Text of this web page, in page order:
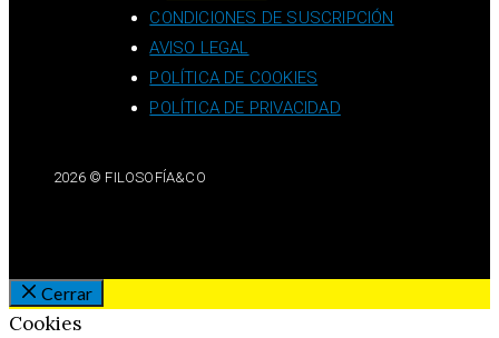
CONDICIONES DE SUSCRIPCIÓN
AVISO LEGAL
POLÍTICA DE COOKIES
POLÍTICA DE PRIVACIDAD
2026 © FILOSOFÍA&CO
Cerrar
Cookies